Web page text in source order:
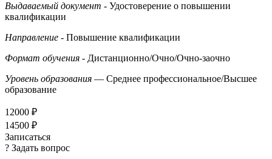
Выдаваемый документ - Удостоверение о повышении
квалификации
Направление - Повышение квалификации
Формат обучения - Дистанционно/Очно/Очно-заочно
Уровень образования — Среднее профессиональное/Высшее
образование
12000 ₽
14500 ₽
Записаться
? Задать вопрос